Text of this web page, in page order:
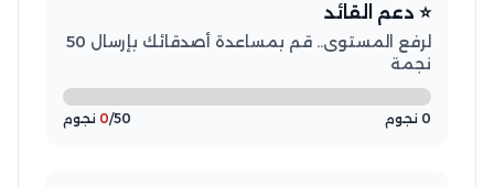
⭐ دعم القائد
لرفع المستوى.. قم بمساعدة أصدقائك بإرسال 50
نجمة
0 نجوم 0/50 نجوم